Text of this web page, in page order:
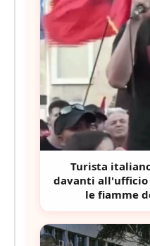
Turista
davanti all'ufficio
le fiamme